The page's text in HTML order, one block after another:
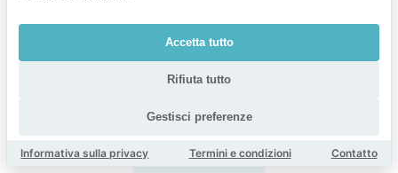
Posso
parcheggiare
grandi
dimensioni,
un rimorchio a
Accetta tutto
Rifiuta tutto
Gestisci preferenze
Informativa sulla privacy Termini e condizioni Contatto